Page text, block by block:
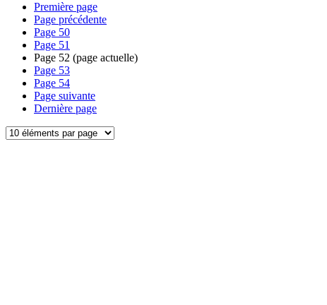
Première page
Page précédente
Page 50
Page 51
Page 52 (page actuelle)
Page 53
Page 54
Page suivante
Dernière page